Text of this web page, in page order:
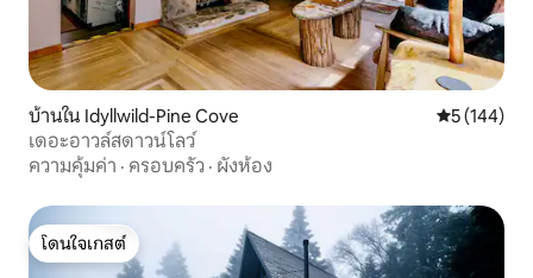
บ้านใน Idyllwild-Pine Cove คะแนนเฉลี่ย
5 (144)
เดอะอาวล์สดาวน์โลว์
ความคุ้มค่า · ครอบครัว · ผังห้อง
โดนใจเกสต์
โดนใจเกสต์